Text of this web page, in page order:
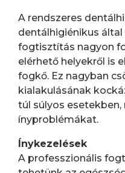
A rendszeres
dentálhigiénikus
fogtisztítás nagyon
elérhető helyekről is
fogkő. Ez nagyban
kialakulásának
túl súlyos
ínyproblémákat.
Ínykezelések
A professzionális